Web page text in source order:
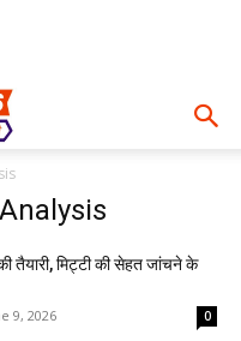
तैयारी, मिट्टी की सेहत जांचने के
9, 2026 0